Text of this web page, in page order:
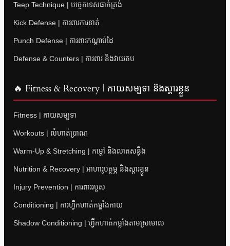
Teep Technique | បច្ចេកទេសធាក់ត្រង់
Kick Defense | ការពារការទាត់
Punch Defense | ការពារកណ្តាប់ដៃ
Defense & Counters | ការពារ និងវាយតប
🔥 Fitness & Recovery | កាយសម្បទា និងស្តារខ្លួន
Fitness | កាយសម្បទា
Workouts | លំហាត់ប្រាណ
Warm-Up & Stretching | កម្តៅ និងលាតសន្ធឹង
Nutrition & Recovery | អាហារូបត្ថម្ភ និងស្តារខ្លួន
Injury Prevention | ការពាររបួស
Conditioning | ការហ្វឹកហាត់កម្លាំងកាយ
Shadow Conditioning | ហ្វឹកហាត់កម្លាំងតាមស្រមោល